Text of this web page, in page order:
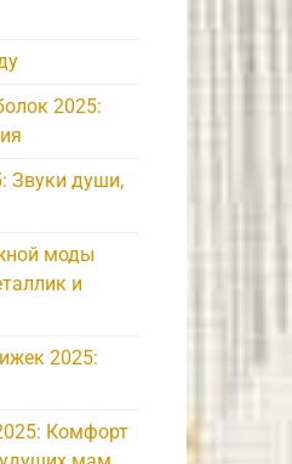
2025:
Звуки души,
моды
и
2025:
Комфорт